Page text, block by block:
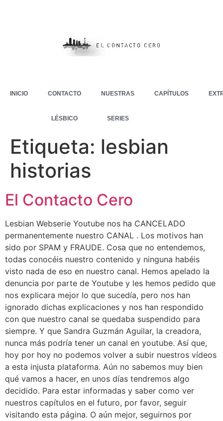
INICIO CONTACTO
LÉSBICO
NUESTRAS
SERIES
CAPÍTULOS
Etiqueta: lesbian
historias
El Contacto Cero
Lesbian Webserie Youtube nos ha CANCELADO
permanentemente nuestro CANAL . Los motivos han
sido por SPAM y FRAUDE. Cosa que no entendemos,
todas conocéis nuestro contenido y ninguna habéis
visto nada de eso en nuestro canal. Hemos apelado la
denuncia por parte de Youtube y les hemos pedido que
nos explicara mejor lo que sucedía, pero nos han
ignorado dichas explicaciones y nos han respondido
con que nuestro canal se quedaba suspendido para
siempre. Y que Sandra Guzmán Aguilar, la creadora,
nunca más podría tener un canal en youtube. Así que,
hoy por hoy no podemos volver a subir nuestros vídeos
a esta injusta plataforma. Aún no sabemos muy bien
qué vamos a hacer, en unos días tendremos algo
decidido. Para estar informadas y saber como ver
nuestros capítulos en el futuro, por favor, seguir
visitando esta página. O aún mejor, seguirnos por